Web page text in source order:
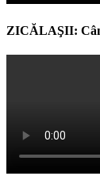
ZICĂLAŞII: